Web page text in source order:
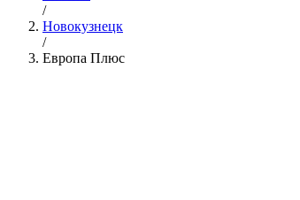
/
Новокузнецк
/
Европа Плюс